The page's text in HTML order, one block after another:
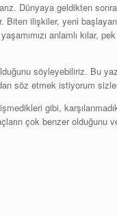
Dünyaya geldikten
Biten ilişkiler, yeni
anlamlı kılar,
söyleyebiliriz. Bu
söz etmek istiyorum
gibi,
çok benzer olduğunu